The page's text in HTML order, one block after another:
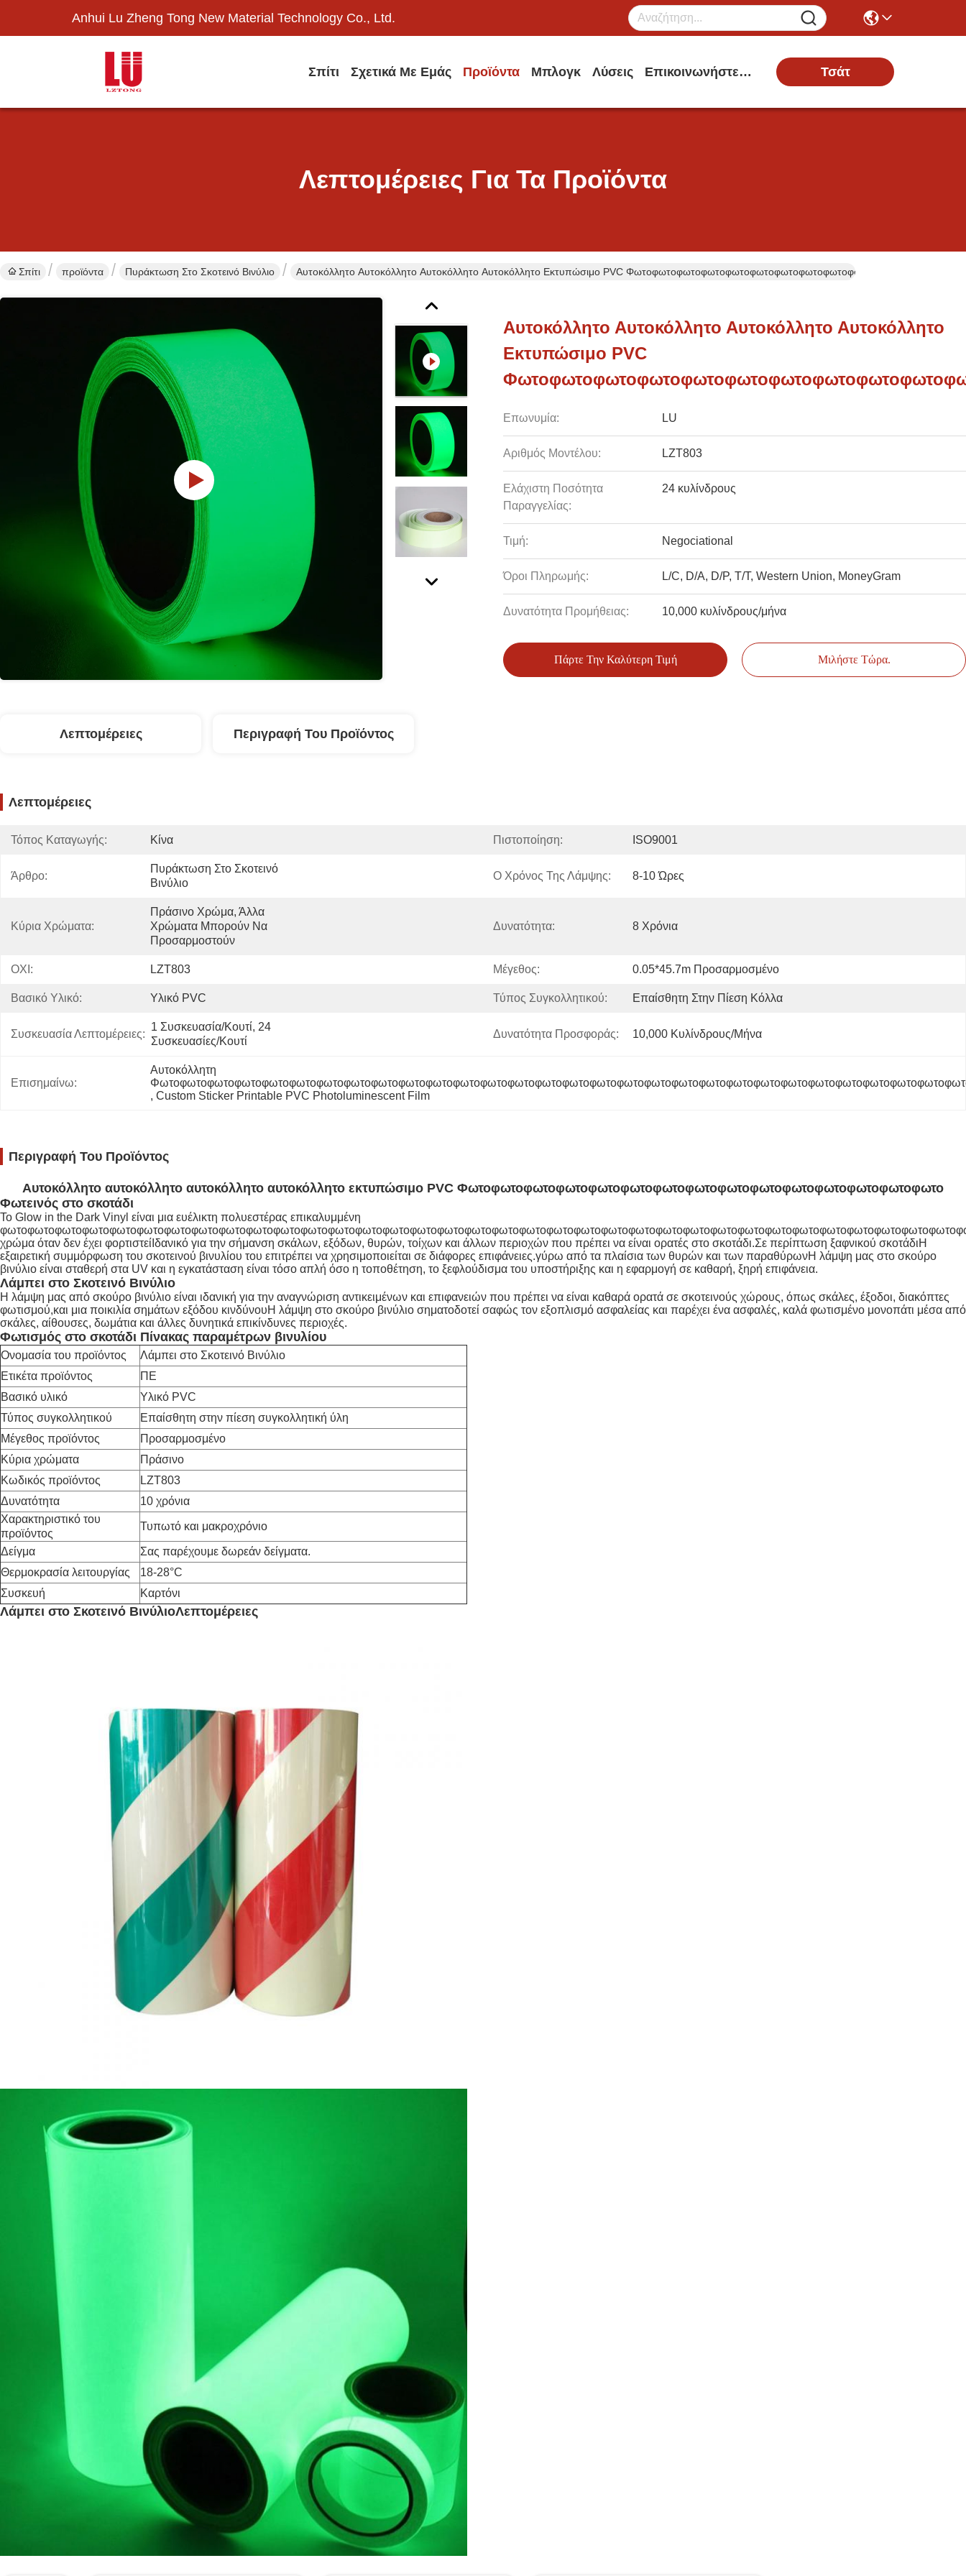
Anhui Lu Zheng Tong New Material Technology Co., Ltd.
Σπίτι Σχετικά Με Εμάς Προϊόντα Μπλογκ Λύσεις Επικοινωνήστε Μαζί Μας Τσάτ
Λεπτομέρειες Για Τα Προϊόντα
Σπίτι προϊόντα Πυράκτωση Στο Σκοτεινό Βινύλιο Αυτοκόλλητο Αυτοκόλλητο Αυτοκόλλητο Αυτοκόλλητο Εκτυπώσιμο PVC
Αυτοκόλλητο Αυτοκόλλητο Αυτοκόλλητο Αυτοκόλλητο
Εκτυπώσιμο PVC
Επωνυμία: LU
Αριθμός Μοντέλου: LZT803
Ελάχιστη Ποσότητα
Παραγγελίας:
24 κυλίνδρους
Τιμή: Negociational
Όροι Πληρωμής: L/C, D/A, D/P, T/T, Western Union, MoneyGram
Δυνατότητα Προμήθειας: 10,000 κυλίνδρους/μήνα
Πάρτε Την Καλύτερη Τιμή Μιλήστε Τώρα.
Λεπτομέρειες Περιγραφή Του Προϊόντος
Λεπτομέρειες
Τόπος Καταγωγής: Κίνα Πιστοποίηση: ISO9001
Άρθρο:
Πυράκτωση Στο Σκοτεινό
Βινύλιο
Ο Χρόνος Της Λάμψης: 8-10 Ώρες
Κύρια Χρώματα:
Πράσινο Χρώμα, Άλλα
Χρώματα Μπορούν Να
Προσαρμοστούν
Δυνατότητα: 8 Χρόνια
ΟΧΙ: LZT803 Μέγεθος: 0.05*45.7m Προσαρμοσμένο
Βασικό Υλικό: Υλικό PVC Τύπος Συγκολλητικού: Επαίσθητη Στην Πίεση Κόλλα
Συσκευασία Λεπτομέρειες:
1 Συσκευασία/κουτί, 24
Συσκευασίες/κουτί
Δυνατότητα Προσφοράς: 10,000 Κυλίνδρους/μήνα
Επισημαίνω:
Αυτοκόλλητη
, Custom Sticker Printable PVC Photoluminescent Film
Περιγραφή Του Προϊόντος
Αυτοκόλλητο αυτοκόλλητο αυτοκόλλητο αυτοκόλλητο εκτυπώσιμο PVC Φωτοφωτοφωτοφωτοφωτοφωτοφωτοφωτοφωτοφωτοφωτοφωτοφωτοφωτοφωτο
Φωτεινός στο σκοτάδι
Το Glow in the Dark Vinyl είναι μια ευέλικτη πολυεστέρας επικαλυμμένη
χρώμα όταν δεν έχει φορτιστείΙδανικό για την σήμανση σκάλων, εξόδων, θυρών, τοίχων και άλλων περιοχών που πρέπει να είναι ορατές στο σκοτάδι.Σε περίπτωση ξαφνικού σκοτάδιΗ
εξαιρετική συμμόρφωση του σκοτεινού βινυλίου του επιτρέπει να χρησιμοποιείται σε διάφορες επιφάνειες.γύρω από τα πλαίσια των θυρών και των παραθύρωνΗ λάμψη μας στο σκούρο
βινύλιο είναι σταθερή στα UV και η εγκατάσταση είναι τόσο απλή όσο η τοποθέτηση, το ξεφλούδισμα του υποστήριξης και η εφαρμογή σε καθαρή, ξηρή επιφάνεια.
Λάμπει στο Σκοτεινό Βινύλιο
Η λάμψη μας από σκούρο βινύλιο είναι ιδανική για την αναγνώριση αντικειμένων και επιφανειών που πρέπει να είναι καθαρά ορατά σε σκοτεινούς χώρους, όπως σκάλες, έξοδοι, διακόπτες
φωτισμού,και μια ποικιλία σημάτων εξόδου κινδύνουΗ λάμψη στο σκούρο βινύλιο σηματοδοτεί σαφώς τον εξοπλισμό ασφαλείας και παρέχει ένα ασφαλές, καλά φωτισμένο μονοπάτι μέσα από
σκάλες, αίθουσες, δωμάτια και άλλες δυνητικά επικίνδυνες περιοχές.
Φωτισμός στο σκοτάδι Πίνακας παραμέτρων βινυλίου
Ονομασία του προϊόντος
Λάμπει στο Σκοτεινό Βινύλιο
Ετικέτα προϊόντος
ΠΕ
Βασικό υλικό
Υλικό PVC
Τύπος συγκολλητικού
Επαίσθητη στην πίεση συγκολλητική ύλη
Μέγεθος προϊόντος
Προσαρμοσμένο
Κύρια χρώματα
Πράσινο
Κωδικός προϊόντος
LZT803
Δυνατότητα
10 χρόνια
Χαρακτηριστικό του
προϊόντος
Τυπωτό και μακροχρόνιο
Δείγμα
Σας παρέχουμε δωρεάν δείγματα.
Θερμοκρασία λειτουργίας
18-28°C
Συσκευή
Καρτόνι
Λάμπει στο Σκοτεινό ΒινύλιοΛεπτομέρειες